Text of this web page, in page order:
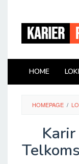
konten
HOME
HOMEPAGE /